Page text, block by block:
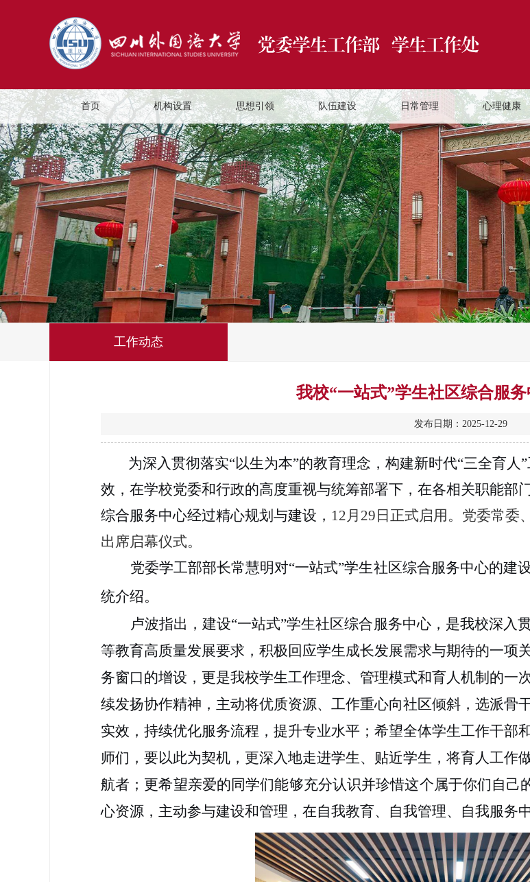
首页 机构设置 思想引领 队伍建设 日常管理 心理健康
工作动态
我校“一站式”学生社区综合服
发布日期：2025-12-29
为深入贯彻落实“以生为本”的教育理念，构建新时代“三全育人
效，在学校党委和行政的高度重视与统筹部署下，在各相关职能部
综合服务中心经过精心规划与建设， 12月29日正式启用。党委常委
出席启幕仪式。
党委学工部部长常慧明对“一站式”学生社区综合服务中心的建
统介绍。
卢波指出，建设“一站式”学生社区综合服务中心，是我校深入
等教育高质量发展要求，积极回应学生成长发展需求与期待的一项
务窗口的增设，更是我校学生工作理念、管理模式和育人机制的一
续发扬协作精神，主动将优质资源、工作重心向社区倾斜，选派骨
实效，持续优化服务流程，提升专业水平；希望全体学生工作干部
师们，要以此为契机，更深入地走进学生、贴近学生，将育人工作
航者；更希望亲爱的同学们能够充分认识并珍惜这个属于你们自己
心资源，主动参与建设和管理，在自我教育、自我管理、自我服务